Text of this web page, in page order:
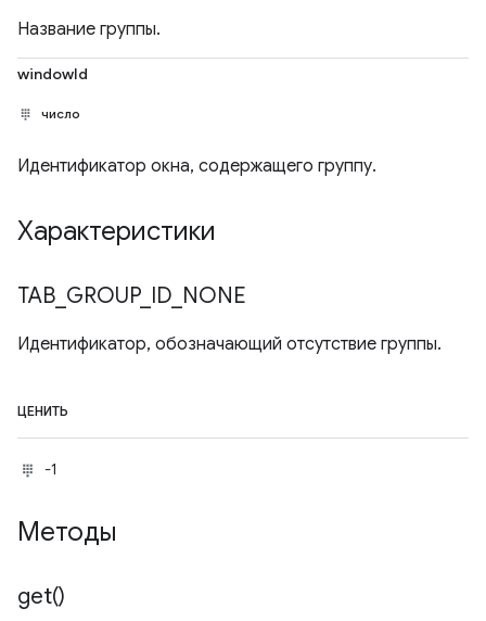
Название группы.
windowId
число
Идентификатор окна, содержащего группу.
Характеристики
TAB GROUP_ ID NONE
Идентификатор, обозначающий отсутствие группы.
ЦЕНИТЬ
-1
Методы
get()